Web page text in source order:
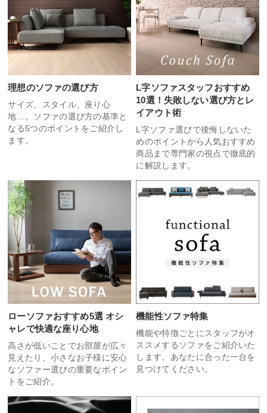
理想のソファの選び方
サイズ、スタイル、座り心
地…。ソファの選び方の基準と
なる5つのポイントをご紹介し
ます。
L字ソファスタッフおすすめ
10選！失敗しない選び方とレ
イアウト術
L字ソファ選びで後悔しないた
めのポイントから人気おすすめ
商品まで専門家の視点で徹底的
に解説します。
ローソファおすすめ5選 オシ
ャレで快適な座り心地
高さが低いことでお部屋が広々
見えたり、小さなお子様に安心
なソファー選びの重要なポイン
トをご紹介。
機能性ソファ特集
機能や特徴ごとにスタッフがオ
ススメするソファをご紹介いた
します。あなたに合った一台を
見つけてください。